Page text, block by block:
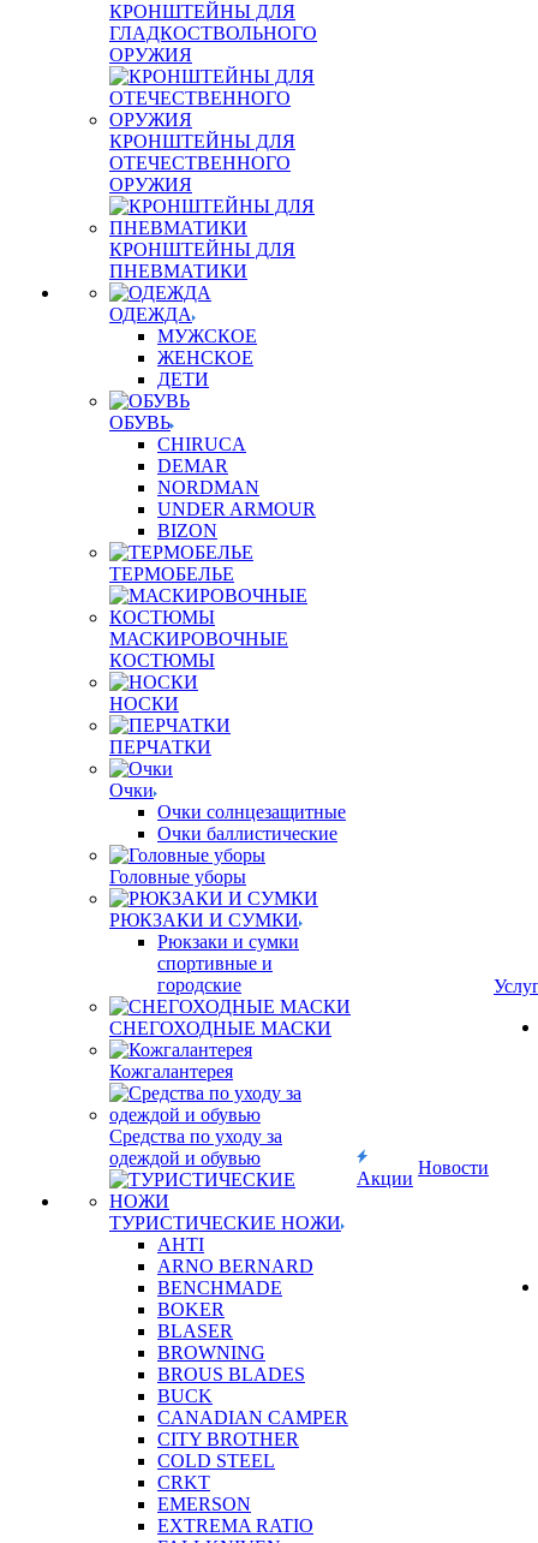
КРОНШТЕЙНЫ ДЛЯ
ГЛАДКОСТВОЛЬНОГО
ОРУЖИЯ
КРОНШТЕЙНЫ ДЛЯ
ОТЕЧЕСТВЕННОГО
ОРУЖИЯ
КРОНШТЕЙНЫ ДЛЯ
ПНЕВМАТИКИ
ОДЕЖДА
МУЖСКОЕ
ЖЕНСКОЕ
ДЕТИ
ОБУВЬ
CHIRUCA
DEMAR
NORDMAN
UNDER ARMOUR
BIZON
ТЕРМОБЕЛЬЕ
МАСКИРОВОЧНЫЕ
КОСТЮМЫ
НОСКИ
ПЕРЧАТКИ
Очки
Очки солнцезащитные
Очки баллистические
Головные уборы
РЮКЗАКИ И СУМКИ
Рюкзаки и сумки
спортивные и
городские
СНЕГОХОДНЫЕ МАСКИ
Кожгалантерея
Средства по уходу за
одеждой и обувью
ТУРИСТИЧЕСКИЕ НОЖИ
AHTI
ARNO BERNARD
BENCHMADE
BOKER
BLASER
BROWNING
BROUS BLADES
BUCK
CANADIAN CAMPER
CITY BROTHER
COLD STEEL
CRKT
EMERSON
EXTREMA RATIO
Акции
Новости